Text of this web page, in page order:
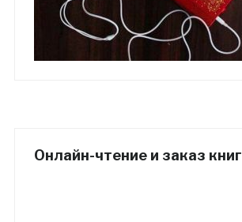
Онлайн-чтение и заказ книг